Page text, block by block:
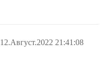
12.Август.2022 21:41:08